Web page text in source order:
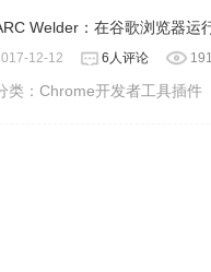
Welder：在谷歌浏览器运
12-12 6人评论
类：Chrome开发者工具插件